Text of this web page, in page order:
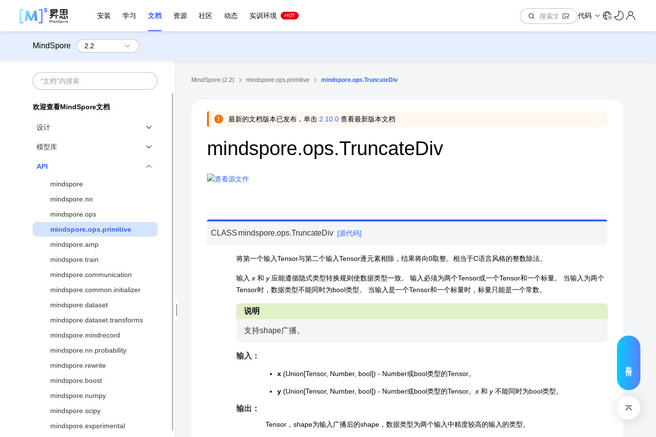
安装 学习 文档 资源 社区 动态 实训环境 HOT 代码 中
MindSpore
欢迎查看MindSpore文档
设计
MindSpore设计概览
分布式并行原生
高性能数据处理引擎
全场景统一架构
图算融合加速引擎
三方硬件对接
模型库
API
mindspore
mindspore.nn
mindspore.ops
mindspore.ops.primitive
mindspore.amp
mindspore.train
mindspore.communication
mindspore.common.initializer
mindspore.dataset
mindspore.dataset.transforms
mindspore.mindrecord
mindspore.nn.probability
mindspore.rewrite
mindspore.boost
mindspore.numpy
mindspore.scipy
mindspore.experimental
MindSpore (2.2) mindspore.ops.primitive mindspore.ops.TruncateDiv
最新的文档版本已发布，单击 2.10.0 查看最新版本文档
mindspore.ops.TruncateDiv
CLASS mindspore.ops.TruncateDiv [源代码]
将第一个输入Tensor与第二个输入Tensor逐元素相除，结果将向0取整。相当于C语言风格的整数除法。
输入 x 和 y应能遵循隐式类型转换规则使数据类型一致。 输入必须为两个Tensor或一个Tensor和一个标量。 当输入为两个
Tensor时，数据类型不能同时为bool类型。 当输入是一个Tensor和一个标量时，标量只能是一个常数。
说明
支持shape广播。
输入：
x (Union[Tensor, Number, bool]) - Number或bool类型的Tensor。
y (Union[Tensor, Number, bool]) - Number或bool类型的Tensor。 x 和 y不能同时为bool类型。
输出：
Tensor，shape为输入广播后的shape，数据类型为两个输入中精度较高的输入的类型。